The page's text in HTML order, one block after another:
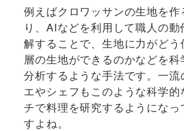
例えばクロワッサンの生地を作
り、AIなどを利用して職人の動
解することで、生地に力がどう
層の生地ができるのかなどを科
分析するような手法です。一流
エやシェフもこのような科学的
チで料理を研究するようになっ
すよね。